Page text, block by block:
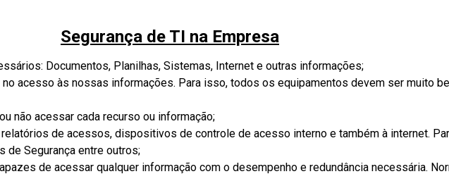
Segurança de TI na Empresa
Documentos, Planilhas, Sistemas, Internet e outras informações;
no acesso às nossas informações. Para isso, todos os equipamentos devem ser muito
não acessar cada recurso ou informação;
de acessos, dispositivos de controle de acesso interno e também à internet.
de Segurança entre outros;
de acessar qualquer informação com o desempenho e redundância necessária.